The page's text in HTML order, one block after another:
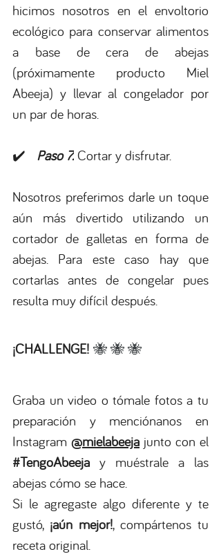
hicimos nosotros en el envoltorio
ecológico para conservar alimentos
a base de cera de abejas
(próximamente producto Miel
Abeeja) y llevar al congelador por
un par de horas.
✔️ Paso 7. Cortar y disfrutar.
Nosotros preferimos darle un toque
aún más divertido utilizando un
cortador de galletas en forma de
abejas. Para este caso hay que
cortarlas antes de congelar pues
resulta muy difícil después.
¡CHALLENGE! 🐝 🐝 🐝
Graba un video o tómale fotos a tu
preparación y menciónanos en
Instagram @mielabeeja junto con el
#TengoAbeeja y muéstrale a las
abejas cómo se hace.
Si le agregaste algo diferente y te
gustó, ¡aún mejor!, compártenos tu
receta original.